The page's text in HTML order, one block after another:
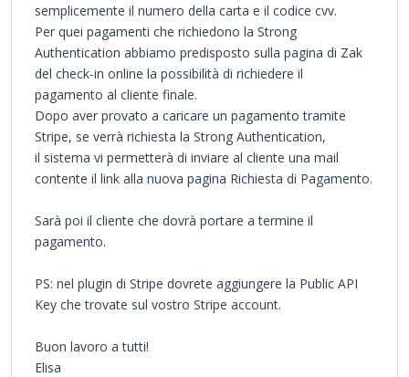
semplicemente il numero della carta e il codice cvv.
Per quei pagamenti che richiedono la Strong
Authentication abbiamo predisposto sulla pagina di Zak
del check-in online la possibilità di richiedere il
pagamento al cliente finale.
Dopo aver provato a caricare un pagamento tramite
Stripe, se verrà richiesta la Strong Authentication,
il sistema vi permetterà di inviare al cliente una mail
contente il link alla nuova pagina Richiesta di Pagamento.
Sarà poi il cliente che dovrà portare a termine il
pagamento.
PS: nel plugin di Stripe dovrete aggiungere la Public API
Key che trovate sul vostro Stripe account.
Buon lavoro a tutti!
Elisa